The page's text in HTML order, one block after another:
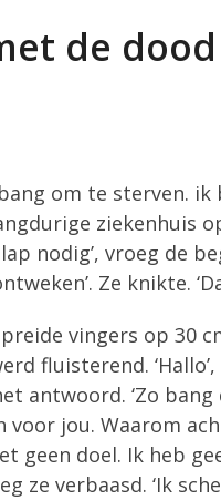
de dood
om te sterven.
nodig’, vroeg de
Ze knikte.
vingers op 30
fluisterend.
antwoord. ‘Zo
jou. Waarom
geen doel. Ik heb
ze verbaasd. ‘Ik